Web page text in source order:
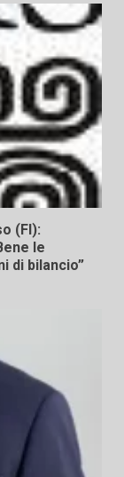
(FI):
le
di bilancio”